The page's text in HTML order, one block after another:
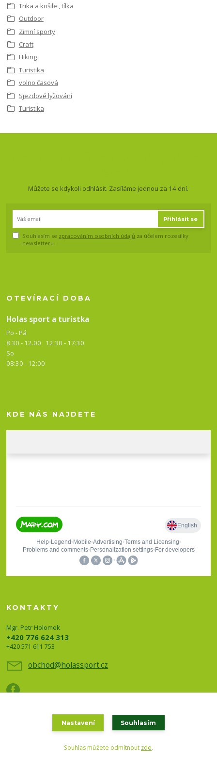
Trika a košile , tílka
Outdoor
Zimní sporty
Craft
Hiking
Turistika
volno časová
Sjezdové lyžování
Turistika
Můžete se kdykoli odhlásit. Zasíláme jednou za 14 dní.
Přihlásit se
Souhlasím se zpracováním osobních údajů za účelem rozesílky
newsletteru.
OTEVÍRACÍ DOBA
Holas sport a turistka
Po - Pá
8:30 - 12.00 12.30 - 17:30
So
08:30 - 12:00
KDE NÁS NAJDETE
KONTAKTY
Mgr. Petr Holomek
+420 776 624 313
+420 571 611 753
obchod@holassport.cz
Vytvořeno na
Eshop-rychle.cz
Nastavení Souhlasím
Souhlas můžete odmítnout zde.